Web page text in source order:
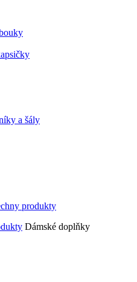
a šály
Dámské doplňky